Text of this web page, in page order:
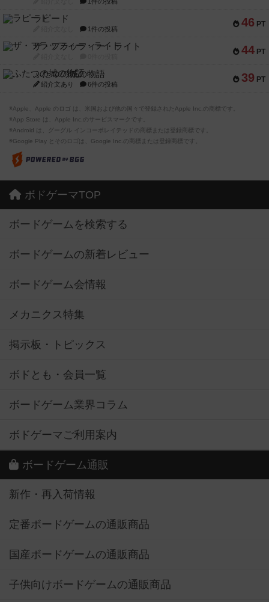
46 PT
ラピード
1件の投稿
44 PT
ザ・フラッフィー・ライト
39 PT
ふたつの城の物語
紹介文あり 6件の投稿
※Apple、Apple のロゴ は、米国および他の国々で登録されたApple Inc.の商標です。
※App Store は、Apple Inc.のサービスマークです。
※Android は、グーグル インコーポレイテッドの商標または登録商標です。
※Google Play とそのロゴは、Google Inc.の商標または登録商標です。
ボドゲーマTOP
ボードゲームを検索する
ボードゲームの新着レビュー
ボードゲーム会情報
メカニクス特集
掲示板・トピックス
ボドとも・会員一覧
ボードゲーム業界コラム
ボドゲーマご利用案内
ボードゲーム通販
新作・再入荷情報
定番ボードゲームの通販商品
国産ボードゲームの通販商品
子供向けボードゲームの通販商品